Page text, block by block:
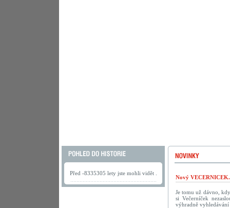
Před -8335305 lety jste mohli vidět .
Nový
Je tomu už dávno,
si Večerníček
výhradně